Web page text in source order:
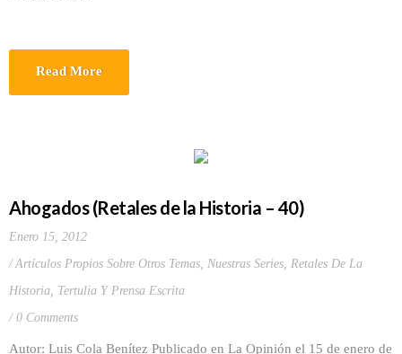
Read More
Ahogados (Retales de la Historia – 40)
Enero 15, 2012
Artículos Propios Sobre Otros Temas, Nuestras Series, Retales De La
Historia, Tertulia Y Prensa Escrita
0 Comments
Autor: Luis Cola Benítez Publicado en La Opinión el 15 de enero de